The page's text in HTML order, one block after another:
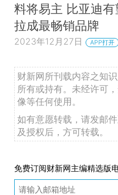
料将易主 比亚迪
拉成最畅销品牌
2023年12月27日 APP打开
财新网所刊载内容之知
所有或持有。未经许可
像等任何使用。
如有意愿转载，请发邮
及授权后，方可转载。
免费订阅财新网主编精选版